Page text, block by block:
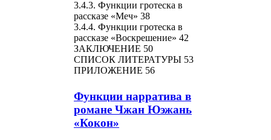
3.4.3. Функции гротеска в
рассказе «Меч» 38
3.4.4. Функции гротеска в
рассказе «Воскрешение» 42
ЗАКЛЮЧЕНИЕ 50
СПИСОК ЛИТЕРАТУРЫ 53
ПРИЛОЖЕНИЕ 56
Функции нарратива в
романе Чжан Юэжань
«Кокон»